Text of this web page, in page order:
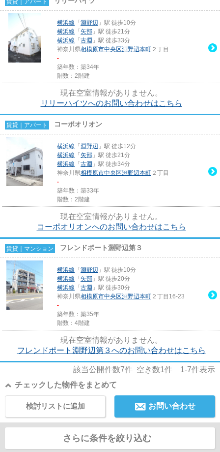
賃貸｜アパート
横浜線 「 淵野辺 」駅 徒歩10分
横浜線 「 矢部 」駅 徒歩21分
横浜線 「 古淵 」駅 徒歩33分
神奈川県相模原市中央区淵野辺本町 ２丁目
-
築年数：築34年
階数：2階建
現在空室情報がありません。
リリーハイツへのお問い合わせはこちら
賃貸｜アパート コーポオリオン
横浜線 「 淵野辺 」駅 徒歩12分
横浜線 「 矢部 」駅 徒歩21分
横浜線 「 古淵 」駅 徒歩34分
神奈川県相模原市中央区淵野辺本町 ２丁目
-
築年数：築33年
階数：2階建
現在空室情報がありません。
コーポオリオンへのお問い合わせはこちら
賃貸｜マンション フレンドポート淵野辺第３
横浜線 「 淵野辺 」駅 徒歩10分
横浜線 「 矢部 」駅 徒歩20分
横浜線 「 古淵 」駅 徒歩30分
神奈川県相模原市中央区淵野辺本町 ２丁目16-23
-
築年数：築35年
階数：4階建
現在空室情報がありません。
フレンドポート淵野辺第３へのお問い合わせはこちら
該当公開件数7件 空き数1件 1-7件表示
チェックした物件をまとめて
お問い合わせ
検討リストに追加
さらに条件を絞り込む